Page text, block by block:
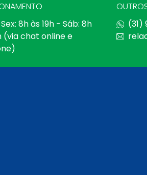
8h às 19h - Sáb: 8h
(via chat online e
(31)